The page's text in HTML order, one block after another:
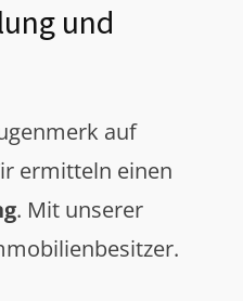
und
auf
ermitteln einen
. Mit unserer